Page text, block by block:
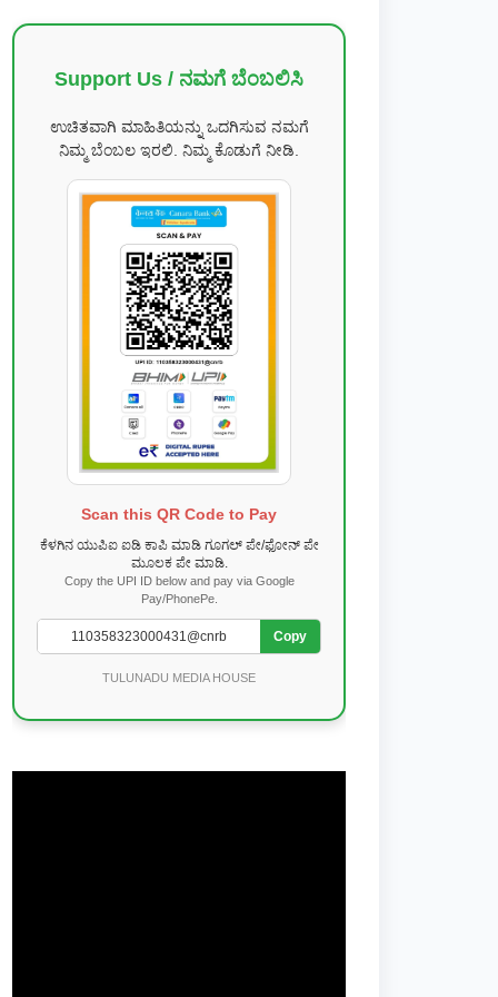
Support Us / ನಮಗೆ ಬೆಂಬಲಿಸಿ
ಉಚಿತವಾಗಿ ಮಾಹಿತಿಯನ್ನು ಒದಗಿಸುವ ನಮಗೆ
ನಿಮ್ಮ ಬೆಂಬಲ ಇರಲಿ. ನಿಮ್ಮ ಕೊಡುಗೆ ನೀಡಿ.
Scan this QR Code to Pay
ಕೆಳಗಿನ ಯುಪಿಐ ಐಡಿ ಕಾಪಿ ಮಾಡಿ ಗೂಗಲ್ ಪೇ/ಫೋನ್ ಪೇ
ಮೂಲಕ ಪೇ ಮಾಡಿ.
Copy the UPI ID below and pay via Google
Pay/PhonePe.
Copy
TULUNADU MEDIA HOUSE